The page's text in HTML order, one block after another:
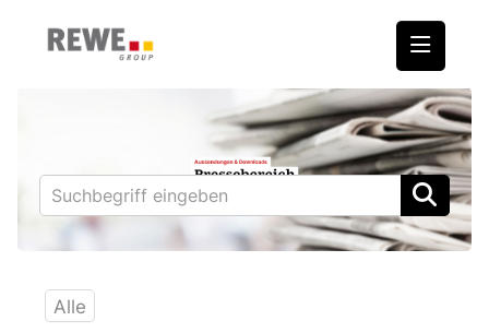
REWE International AG
BILLA
PENNY
BIPA
Alle